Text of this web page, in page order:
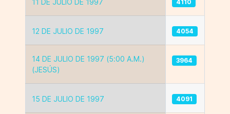
11 DE JULIO DE 1997 4110
12 DE JULIO DE 1997 4054
14 DE JULIO DE 1997 (5:00 A.M.)
(JESÚS)
3964
15 DE JULIO DE 1997 4091